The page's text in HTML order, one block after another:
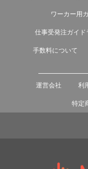
ワーカー用
仕事受発注ガイド
手数料について
運営会社 利
特定